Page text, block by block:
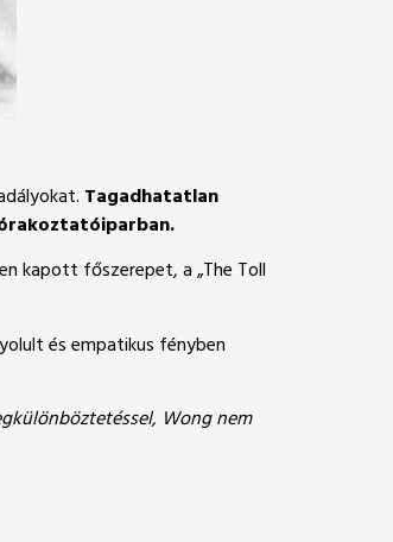
Tagadhatatlan
kapott főszerepet, a „The Toll
és empatikus fényben
Wong nem